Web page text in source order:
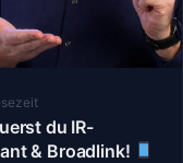
du IR-
& Broadlink!